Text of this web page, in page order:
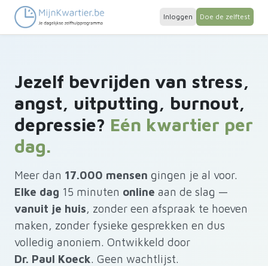
Inloggen Doe de zelftest
Jezelf bevrijden van stress,
angst, uitputting, burnout,
depressie? Eén kwartier per
dag.
Meer dan 17.000 mensen gingen je al voor.
Elke dag 15 minuten online aan de slag —
vanuit je huis, zonder een afspraak te hoeven
maken, zonder fysieke gesprekken en dus
volledig anoniem. Ontwikkeld door
Dr. Paul Koeck. Geen wachtlijst.